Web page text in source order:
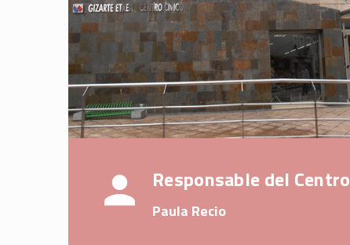
Responsable del Centro
Paula Recio